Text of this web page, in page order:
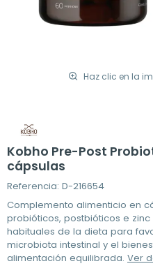
Haz clic en la
Kobho Pre-Post
cápsulas
Referencia: D-216654
Complemento alimenticio en
probióticos, postbióticos e
habituales de la dieta para
microbiota intestinal y el
alimentación equilibrada. Ver